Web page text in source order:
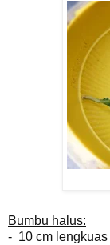
Bumbu halus:
- 10 cm lengkuas